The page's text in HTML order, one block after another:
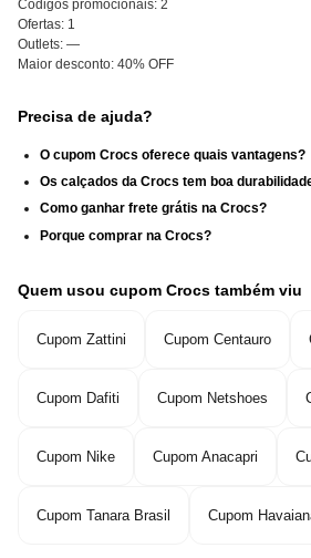
Códigos promocionais: 2
Ofertas: 1
Outlets: —
Maior desconto: 40% OFF
Precisa de ajuda?
O cupom Crocs oferece quais vantagens?
Os calçados da Crocs tem boa
Como ganhar frete grátis na Crocs?
Porque comprar na Crocs?
Quem usou cupom Crocs também viu
Cupom Zattini Cupom Centauro
Cupom Dafiti Cupom Netshoes
Cupom Nike Cupom Anacapri
Cupom Tanara Brasil Cupom